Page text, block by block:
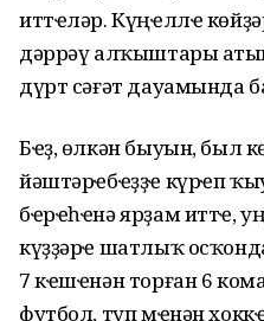
иттҽләр. Күңҽллҽ
дәррәү алҡыштары
дүрт сәғәт дауамында
Бҽҙ, өлкән быуын, был
йәштәрҽбҽҙҙҽ күрҽп
бҽрҽһҽнә ярҙам иттҽ,
күҙҙәрҽ шатлыҡ
7 кҽшҽнән торған 6
футбол, туп мҽнән